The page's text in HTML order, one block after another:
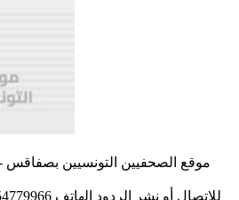
موقع الصحفيين التونسيين بصفاقس